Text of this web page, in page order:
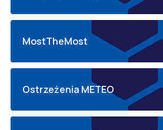
MostTheMost
Ostrzeżenia METEO